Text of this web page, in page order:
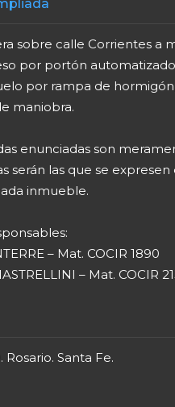
sobre calle Corrientes a
por portón
por rampa de
maniobra.
enunciadas son
serán las que se
inmueble.
– Mat. COCIR 1890
– Mat. COCIR
Rosario. Santa Fe.